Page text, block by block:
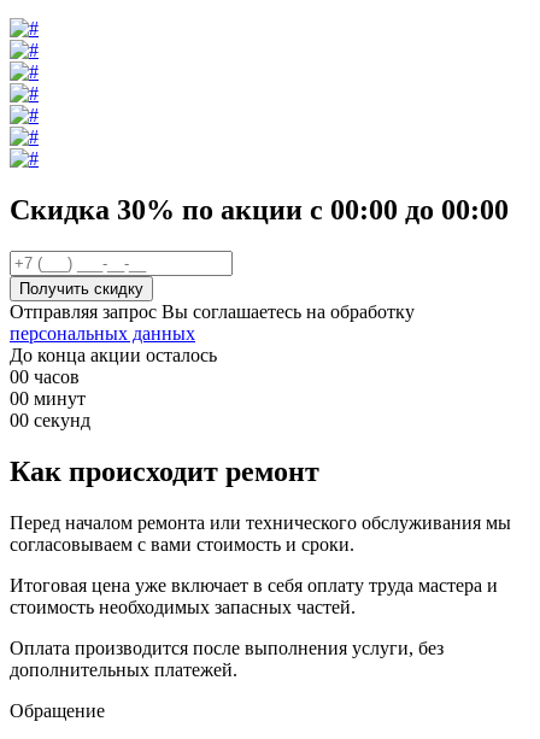
Скидка 30% по акции с 00:00 до 00:00
Отправляя запрос Вы соглашаетесь на обработку
персональных данных
До конца акции осталось
00 часов
00 минут
00 секунд
Как происходит ремонт
Перед началом ремонта или технического обслуживания мы
согласовываем с вами стоимость и сроки.
Итоговая цена уже включает в себя оплату труда мастера и
стоимость необходимых запасных частей.
Оплата производится после выполнения услуги, без
дополнительных платежей.
Обращение